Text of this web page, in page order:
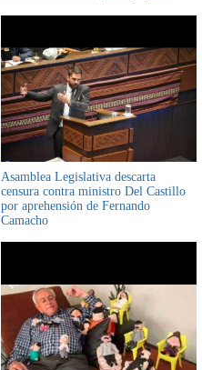
Asamblea Legislativa descarta
censura contra ministro Del Castillo
por aprehensión de Fernando
Camacho